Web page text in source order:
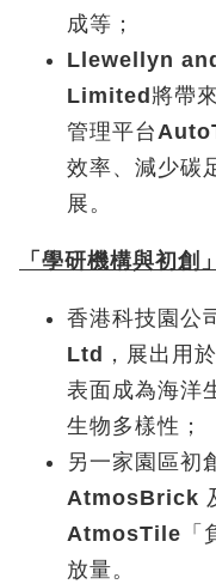
成等；
Llewellyn
Limited 將帶
管理平台
效率、減少碳
展。
「學研機構與初創
香港科技園公
Ltd ，展出用
表面成為海洋
生物多樣性；
另一家園區初
AtmosBrick
AtmosTile
放量。